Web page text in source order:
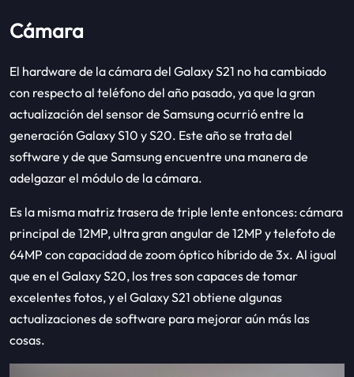
Cámara
El hardware de la cámara del Galaxy S21 no ha cambiado
con respecto al teléfono del año pasado, ya que la gran
actualización del sensor de Samsung ocurrió entre la
generación Galaxy S10 y S20. Este año se trata del
software y de que Samsung encuentre una manera de
adelgazar el módulo de la cámara.
Es la misma matriz trasera de triple lente entonces: cámara
principal de 12MP, ultra gran angular de 12MP y telefoto de
64MP con capacidad de zoom óptico híbrido de 3x. Al igual
que en el Galaxy S20, los tres son capaces de tomar
excelentes fotos, y el Galaxy S21 obtiene algunas
actualizaciones de software para mejorar aún más las
cosas.